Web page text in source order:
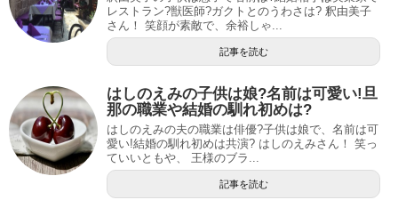
レストラン?獣医師?ガクトとのうわさは? 釈由美子
さん！ 笑顔が素敵で、余裕しゃ...
記事を読む
はしのえみの子供は娘?名前は可愛い!旦
那の職業や結婚の馴れ初めは?
はしのえみの夫の職業は俳優?子供は娘で、名前は可
愛い!結婚の馴れ初めは共演? はしのえみさん！ 笑っ
ていいともや、 王様のブラ...
記事を読む